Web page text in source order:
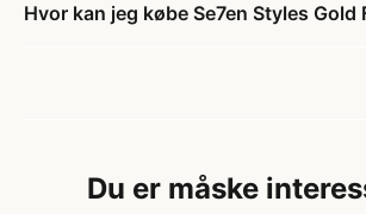
Hvor kan jeg købe Se7en Styles Gold
Du er måske